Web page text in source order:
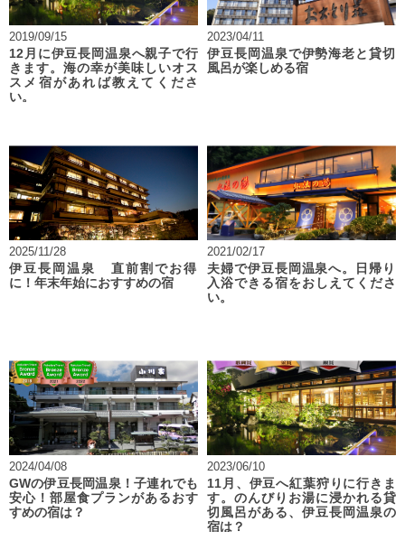
2019/09/15
12月に伊豆長岡温泉へ親子で行
きます。海の幸が美味しいオス
スメ宿があれば教えてくださ
い。
2023/04/11
伊豆長岡温泉で伊勢海老と貸切
風呂が楽しめる宿
2025/11/28
伊豆長岡温泉 直前割でお得
に！年末年始におすすめの宿
2021/02/17
夫婦で伊豆長岡温泉へ。日帰り
入浴できる宿をおしえてくださ
い。
2024/04/08
GWの伊豆長岡温泉！子連れでも
安心！部屋食プランがあるおす
すめの宿は？
2023/06/10
11月、伊豆へ紅葉狩りに行きま
す。のんびりお湯に浸かれる貸
切風呂がある、伊豆長岡温泉の
宿は？